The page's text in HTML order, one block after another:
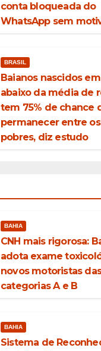
conta bloqueada do
WhatsApp sem
BRASIL
Baianos nascidos
abaixo da média de
tem 75% de chance
permanecer entre
pobres, diz estudo
BAHIA
CNH mais rigorosa:
adota exame
novos motoristas das
categorias A e B
BAHIA
Sistema de